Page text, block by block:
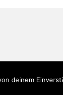
deinem